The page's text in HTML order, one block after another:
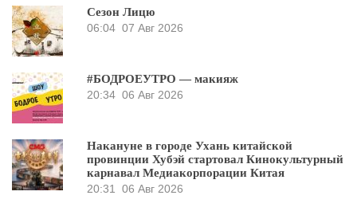
Сезон Лицю
06:04 07 Авг 2026
#БОДРОЕУТРО — макияж
20:34 06 Авг 2026
Накануне в городе Ухань китайской
провинции Хубэй стартовал Кинокультурный
карнавал Медиакорпорации Китая
20:31
06 Авг 2026